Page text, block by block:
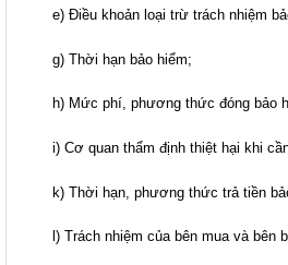
e) Điều khoản loại trừ trách nhiệm
g) Thời hạn bảo hiểm;
h) Mức phí, phương thức đóng bảo
i) Cơ quan thẩm định thiệt hại khi
k) Thời hạn, phương thức trả tiền
l) Trách nhiệm của bên mua và bên